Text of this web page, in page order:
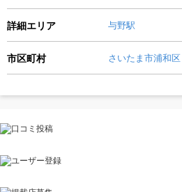
詳細エリア 与野駅
市区町村 さいたま市浦和区